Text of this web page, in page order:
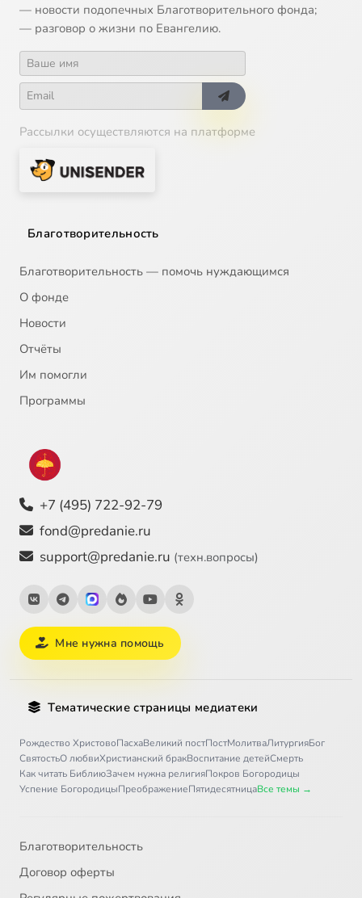
— новости подопечных Благотворительного фонда;
— разговор о жизни по Евангелию.
Рассылки осуществляются на платформе
Благотворительность
Благотворительность — помочь нуждающимся
О фонде
Новости
Отчёты
Им помогли
Программы
+7 (495) 722-92-79
fond@predanie.ru
support@predanie.ru (техн.вопросы)
Мне нужна помощь
Тематические страницы медиатеки
Рождество ХристовоПасхаВеликий постПостМолитваЛитургияБог
СвятостьО любвиХристианский бракВоспитание детейСмерть
Как читать БиблиюЗачем нужна религияПокров Богородицы
Успение БогородицыПреображениеПятидесятницаВсе темы →
Благотворительность
Договор оферты